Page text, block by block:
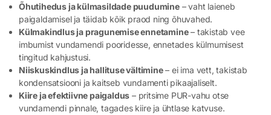
Õhutihedus ja külmasildade puudumine– vaht laieneb
paigaldamisel ja täidab kõik praod ning õhuvahed.
Külmakindlus ja pragunemise ennetamine– takistab vee
imbumist vundamendi pooridesse, ennetades külmumisest
tingitud kahjustusi.
Niiskuskindlus ja hallituse vältimine– ei ima vett, takistab
kondensatsiooni ja kaitseb vundamenti pikaajaliselt.
Kiire ja efektiivne paigaldus – pritsime PUR-vahu otse
vundamendi pinnale, tagades kiire ja ühtlase katvuse.